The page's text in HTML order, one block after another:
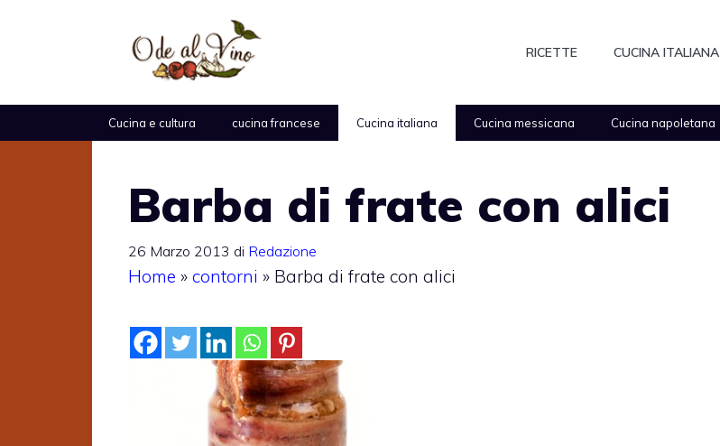
RICETTE CUCINA ITALIANA
Cucina e cultura cucina francese Cucina italiana Cucina messicana Cucina napoletana
Barba di frate con alici
26 Marzo 2013 di Redazione
Home » contorni » Barba di frate con alici